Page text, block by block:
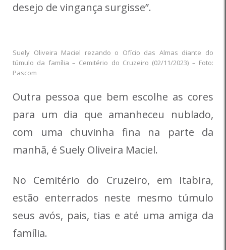
desejo de vingança surgisse”.
Suely Oliveira Maciel rezando o Ofício das Almas diante do
túmulo da família – Cemitério do Cruzeiro (02/11/2023) – Foto:
Pascom
Outra pessoa que bem escolhe as cores
para um dia que amanheceu nublado,
com uma chuvinha fina na parte da
manhã, é Suely Oliveira Maciel.
No Cemitério do Cruzeiro, em Itabira,
estão enterrados neste mesmo túmulo
seus avós, pais, tias e até uma amiga da
família.